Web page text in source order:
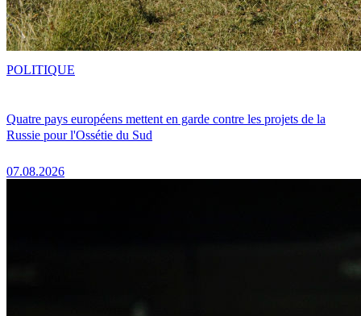
Quatre pays européens mettent en garde contre les projets de la
Russie pour l'Ossétie du Sud
07.08.2026
POLITIQUE